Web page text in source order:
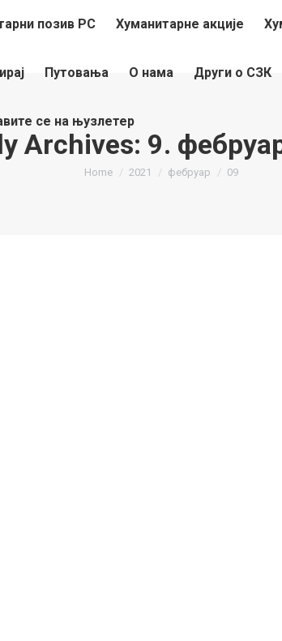
позив РС Хуманитарне акције
Путовања О нама Други о СЗК
се на њузлетер
Archives: 9.
You are here:
Home 2021 фебруар 09